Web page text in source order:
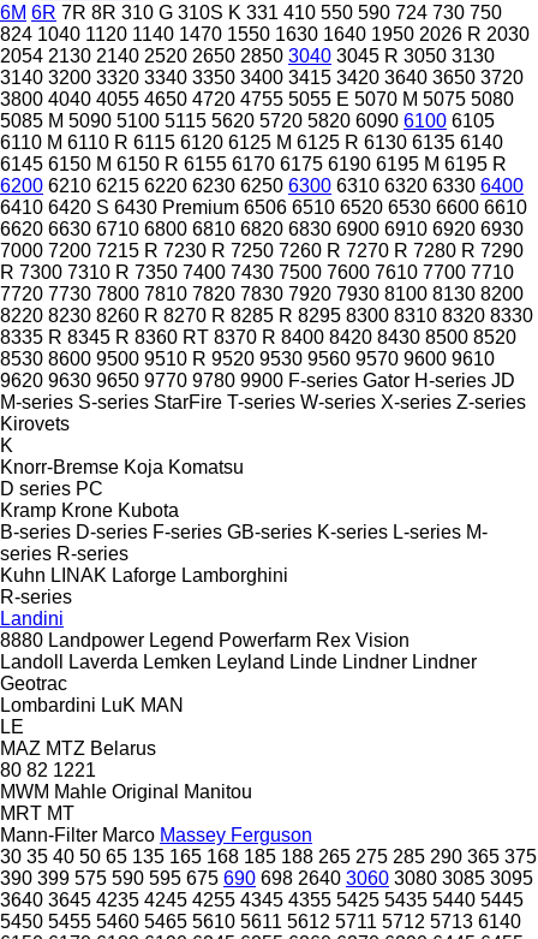
6M 6R 7R 8R 310 G 310S K 331 410 550 590 724 730 750
824 1040 1120 1140 1470 1550 1630 1640 1950 2026 R 2030
2054 2130 2140 2520 2650 2850 3040 3045 R 3050 3130
3140 3200 3320 3340 3350 3400 3415 3420 3640 3650 3720
3800 4040 4055 4650 4720 4755 5055 E 5070 M 5075 5080
5085 M 5090 5100 5115 5620 5720 5820 6090 6100 6105
6110 M 6110 R 6115 6120 6125 M 6125 R 6130 6135 6140
6145 6150 M 6150 R 6155 6170 6175 6190 6195 M 6195 R
6200 6210 6215 6220 6230 6250 6300 6310 6320 6330 6400
6410 6420 S 6430 Premium 6506 6510 6520 6530 6600 6610
6620 6630 6710 6800 6810 6820 6830 6900 6910 6920 6930
7000 7200 7215 R 7230 R 7250 7260 R 7270 R 7280 R 7290
R 7300 7310 R 7350 7400 7430 7500 7600 7610 7700 7710
7720 7730 7800 7810 7820 7830 7920 7930 8100 8130 8200
8220 8230 8260 R 8270 R 8285 R 8295 8300 8310 8320 8330
8335 R 8345 R 8360 RT 8370 R 8400 8420 8430 8500 8520
8530 8600 9500 9510 R 9520 9530 9560 9570 9600 9610
9620 9630 9650 9770 9780 9900 F-series Gator H-series JD
M-series S-series StarFire T-series W-series X-series Z-series
Kirovets
K
Knorr-Bremse Koja Komatsu
D series PC
Kramp Krone Kubota
B-series D-series F-series GB-series K-series L-series M-
series R-series
Kuhn LINAK Laforge Lamborghini
R-series
Landini
8880 Landpower Legend Powerfarm Rex Vision
Landoll
Laverda Lemken Leyland Linde Lindner Lindner
Geotrac
Lombardini LuK MAN
LE
MAZ MTZ Belarus
80 82 1221
MWM Mahle Original
Manitou
MRT MT
Mann-Filter Marco Massey Ferguson
30 35 40 50 65 135 165 168 185 188 265 275 285 290 365 375
390 399 575 590 595 675 690 698 2640 3060 3080 3085 3095
3640 3645 4235 4245 4255 4345 4355 5425 5435 5440 5445
5450 5455 5460 5465 5610 5611 5612 5711 5712 5713 6140